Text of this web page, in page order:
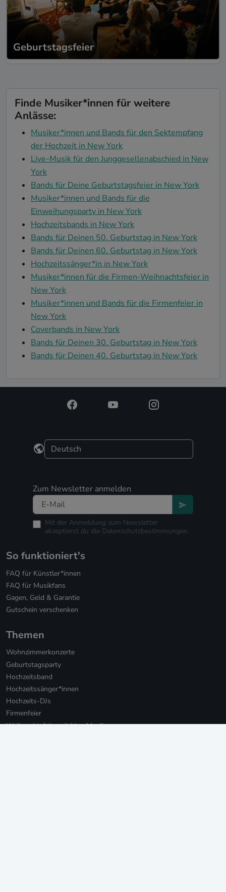
Geburtstagsfeier
Finde Musiker*innen für weitere
Anlässe:
Musiker*innen und Bands für den Sektempfang
der Hochzeit in New York
Live-Musik für den Junggesellenabschied in New
York
Bands für Deine Geburtstagsfeier in New York
Musiker*innen und Bands für die
Einweihungsparty in New York
Hochzeitsbands in New York
Bands für Deinen 50. Geburtstag in New York
Bands für Deinen 60. Geburtstag in New York
Hochzeitssänger*in in New York
Musiker*innen für die Firmen-Weihnachtsfeier in
New York
Musiker*innen und Bands für die Firmenfeier in
New York
Coverbands in New York
Bands für Deinen 30. Geburtstag in New York
Bands für Deinen 40. Geburtstag in New York
Zum Newsletter anmelden
Mit der Anmeldung zum Newsletter
akzeptierst du die Datenschutzbestimmungen.
So funktioniert's
FAQ für Künstler*innen
FAQ für Musikfans
Gagen, Geld & Garantie
Gutschein verschenken
Themen
Wohnzimmerkonzerte
Geburtstagsparty
Hochzeitsband
Hochzeitssänger*innen
Hochzeits-DJs
Firmenfeier
Weihnachtsfeier mit Live-Musik